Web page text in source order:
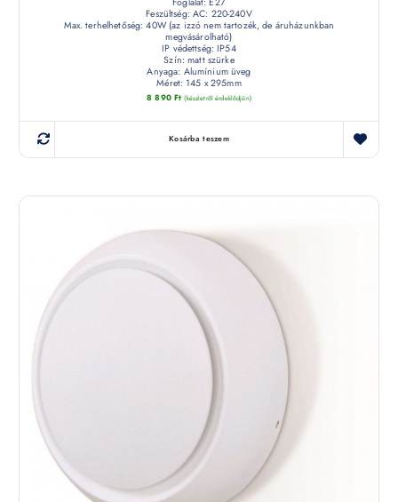
Feszültség: AC: 220-240V
Max. terhelhetőség: 40W (az izzó nem tartozék, de áruházunkban
megvásárolható)
IP védettség: IP54
Szín: matt szürke
Anyaga: Alumínium üveg
Méret: 145 x 295mm
8 890 Ft (készletről érdeklődjön)
Kosárba teszem